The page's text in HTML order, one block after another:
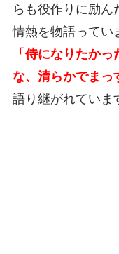
らも役作りに励
情熱を物語ってい
「侍になりたか
な、清らかでまっ
語り継がれていま